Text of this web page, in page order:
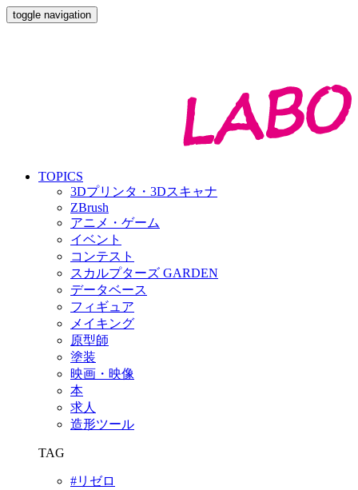
toggle navigation
TOPICS
3Dプリンタ・3Dスキャナ
ZBrush
アニメ・ゲーム
イベント
コンテスト
スカルプターズ GARDEN
データベース
フィギュア
メイキング
原型師
塗装
映画・映像
本
求人
造形ツール
TAG
#リゼロ